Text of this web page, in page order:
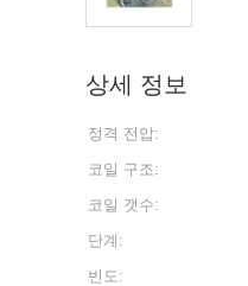
상세 정보
정격 전압:
코일 구조:
코일 갯수:
단계:
빈도: